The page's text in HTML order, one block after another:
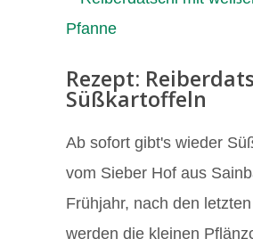
Rezept:
Süßkartoffeln
Ab sofort gibt's wieder
vom Sieber Hof aus
Frühjahr, nach den
werden die kleinen